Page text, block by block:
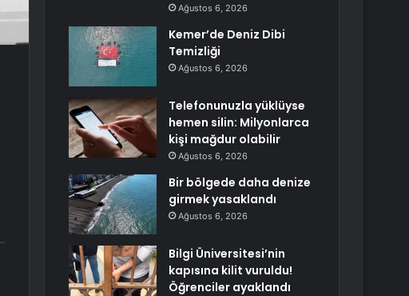
Ağustos 6, 2026
Kemer’de Deniz Dibi
Temizliği
Ağustos 6, 2026
Telefonunuzla yüklüyse
hemen silin: Milyonlarca
kişi mağdur olabilir
Ağustos 6, 2026
Bir bölgede daha denize
girmek yasaklandı
Ağustos 6, 2026
Bilgi Üniversitesi’nin
kapısına kilit vuruldu!
Öğrenciler ayaklandı